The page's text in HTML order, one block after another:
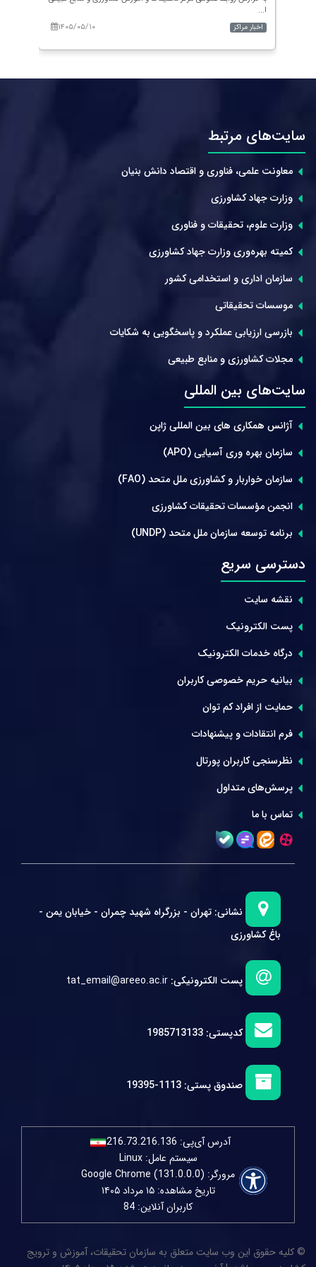
۱۴۰۵/۰۵/۱۰ اخبار مراکز
سایت‌های مرتبط
معاونت علمی، فناوری و اقتصاد دانش بنیان
وزارت جهاد کشاورزی
وزارت علوم، تحقیقات و فناوری
کمیته بهره‌وری وزارت جهاد کشاورزی
سازمان اداری و استخدامی کشور
موسسات تحقیقاتی
بازرسی ارزیابی عملکرد و پاسخگویی به شکایات
مجلات کشاورزی و منابع طبیعی
سایت‌های بین المللی
آژانس همکاری های بین المللی ژاپن
سازمان بهره وری آسیایی (APO)
سازمان خواربار و کشاورزی ملل متحد (FAO)
انجمن مؤسسات تحقیقات کشاورزی
برنامه توسعه سازمان ملل متحد (UNDP)
دسترسی سریع
نقشه سایت
پست الکترونیک
درگاه خدمات الکترونیک
بیانیه حریم خصوصی کاربران
حمایت از افراد کم توان
فرم انتقادات و پیشنهادات
نظرسنجی کاربران پورتال
پرسش‌های متداول
تماس با ما
نشانی: تهران - بزرگراه شهید چمران - خیابان یمن -
باغ کشاورزی
پست الکترونیکی: tat_email@areeo.ac.ir
کدپستی: 1985713133
صندوق پستی: 1113-19395
آدرس آی‌پی: 216.73.216.136
سیستم عامل: Linux
مرورگر: Google Chrome (131.0.0.0)
تاریخ مشاهده: ۱۵ مرداد ۱۴۰۵
کاربران آنلاین: 84
© کلیه حقوق این وب سایت متعلق به سازمان تحقیقات، آموزش و ترویج